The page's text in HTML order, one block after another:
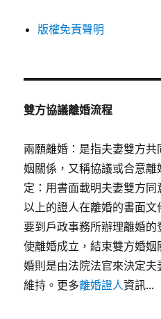
版權免責聲明
雙方協議離婚流程
兩願離婚：是指夫妻雙方
姻關係，又稱協議或合意
定：用書面載明夫妻雙方
以上的證人在離婚的書面
要到戶政事務所辦理離婚
使離婚成立，結束雙方婚
婚則是由法院法官來決定
維持。更多離婚證人資訊...